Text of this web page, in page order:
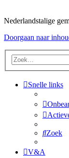
Nederlandstalige
Doorgaan naar
Snelle links
Zoek
V&A